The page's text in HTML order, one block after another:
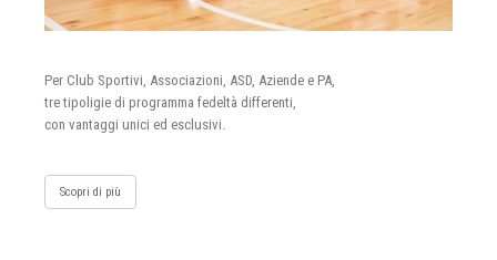
Per Club Sportivi, Associazioni, ASD, Aziende e PA,
tre tipoligie di programma fedeltà differenti,
con vantaggi unici ed esclusivi.
Scopri di più